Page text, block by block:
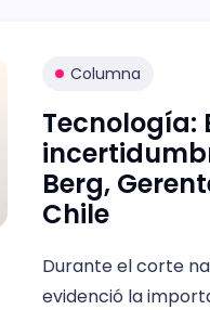
Columna
Tecnología:
Berg,
Chile
Durante el corte
evidenció la